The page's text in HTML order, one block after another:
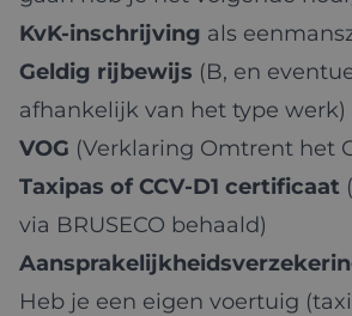
KvK-inschrijving als
Geldig rijbewijs (B, en
afhankelijk van het type werk)
VOG (Verklaring Omtrent het
Taxipas of CCV-D1 certificaat
via BRUSECO behaald)
Heb je een eigen voertuig